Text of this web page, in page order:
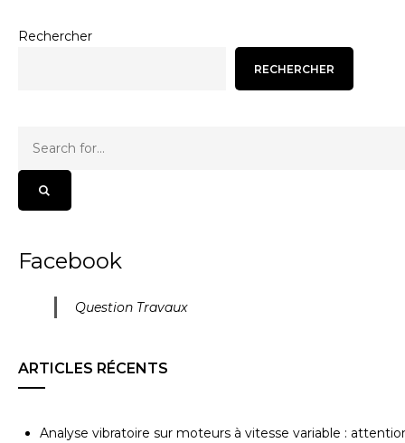
Rechercher
RECHERCHER
Facebook
Question Travaux
ARTICLES RÉCENTS
Analyse vibratoire sur moteurs à vitesse variable :